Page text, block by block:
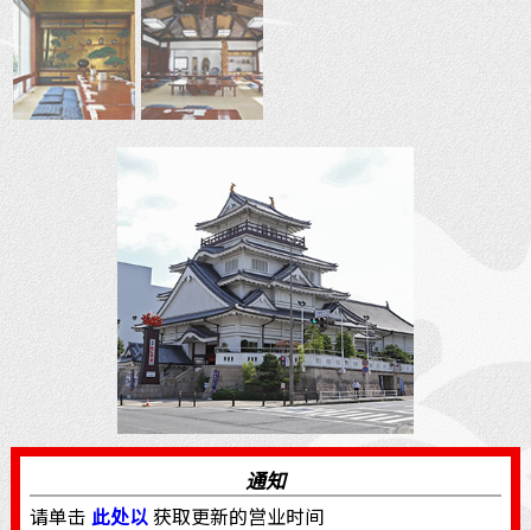
通知
请单击 此处以获取更新的営业时间